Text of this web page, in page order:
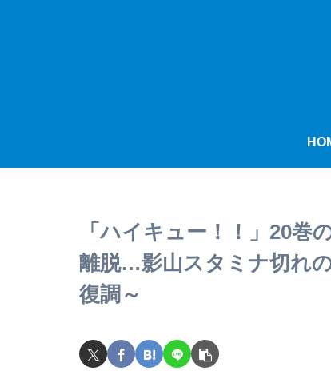
「ハイキュー！！」20
離脱…影山スタミナ切れ
復調～